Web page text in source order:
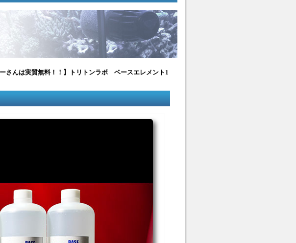
ーさんは実質無料！！】トリトンラボ ベースエレメント1